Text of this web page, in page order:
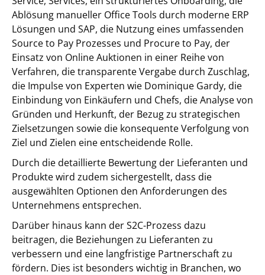
Ablösung manueller Office Tools durch moderne ERP
Lösungen und SAP, die Nutzung eines umfassenden
Source to Pay Prozesses und Procure to Pay, der
Einsatz von Online Auktionen in einer Reihe von
Verfahren, die transparente Vergabe durch Zuschlag,
die Impulse von Experten wie Dominique Gardy, die
Einbindung von Einkäufern und Chefs, die Analyse von
Gründen und Herkunft, der Bezug zu strategischen
Zielsetzungen sowie die konsequente Verfolgung von
Ziel und Zielen eine entscheidende Rolle.
Durch die detaillierte Bewertung der Lieferanten und
Produkte wird zudem sichergestellt, dass die
ausgewählten Optionen den Anforderungen des
Unternehmens entsprechen.
Darüber hinaus kann der S2C-Prozess dazu
beitragen, die Beziehungen zu Lieferanten zu
verbessern und eine langfristige Partnerschaft zu
fördern. Dies ist besonders wichtig in Branchen, wo